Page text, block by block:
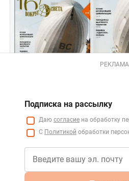
РЕКЛАМА
Подписка на рассылку
Даю согласие на обработку
С Политикой обработки